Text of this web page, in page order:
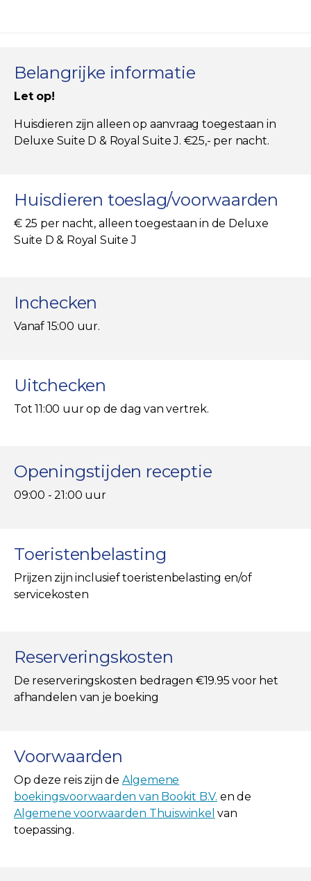
Belangrijke informatie
Let op!
Huisdieren zijn alleen op aanvraag toegestaan in
Deluxe Suite D & Royal Suite J. €25,- per nacht.
Huisdieren toeslag/voorwaarden
€ 25 per nacht, alleen toegestaan in de Deluxe
Suite D & Royal Suite J
Inchecken
Vanaf 15:00 uur.
Uitchecken
Tot 11:00 uur op de dag van vertrek.
Openingstijden receptie
09:00 - 21:00 uur
Toeristenbelasting
Prijzen zijn inclusief toeristenbelasting en/of
servicekosten
Reserveringskosten
De reserveringskosten bedragen €19.95 voor het
afhandelen van je boeking
Voorwaarden
Op deze reis zijn de Algemene
boekingsvoorwaarden van Bookit B.V. en de
Algemene voorwaarden Thuiswinkel van
toepassing.